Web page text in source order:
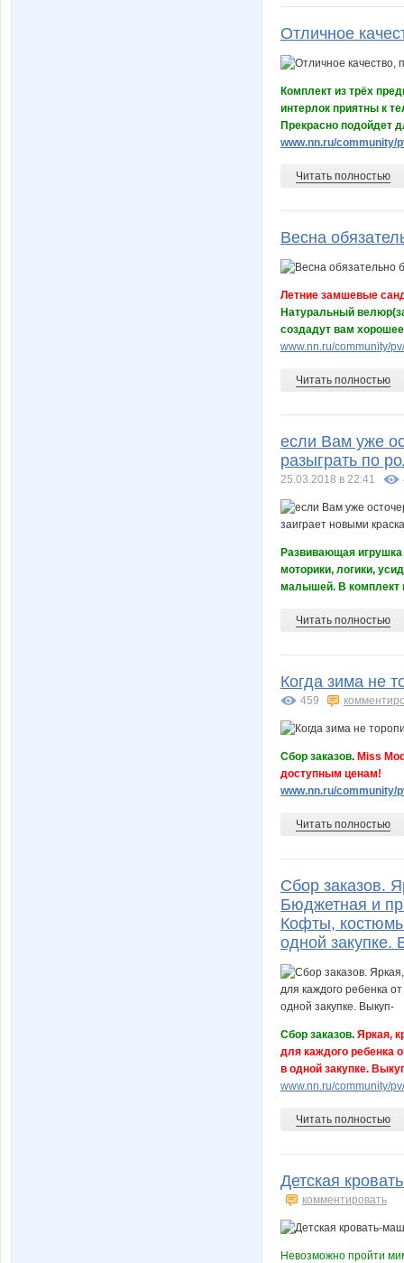
Отличное
Комплект из трёх
интерлок приятны к
Прекрасно подойдет
www.nn.ru/community/
Читать полностью
Весна
Летние замшевые
Натуральный
создадут вам
www.nn.ru/community/
Читать полностью
если Вам уже
разыграть по
25.03.2018 в 22:41
Развивающая игрушка
моторики, логики,
малышей. В комплект
Читать полностью
Когда зима не
459
Сбор заказов. Miss
доступным ценам!
www.nn.ru/community/
Читать полностью
Сбор заказов.
Бюджетная и
Кофты,
одной закупке.
Сбор заказов. Яркая,
для каждого ребенка
в одной закупке.
www.nn.ru/community/
Читать полностью
Детская
комментировать
Невозможно пройти